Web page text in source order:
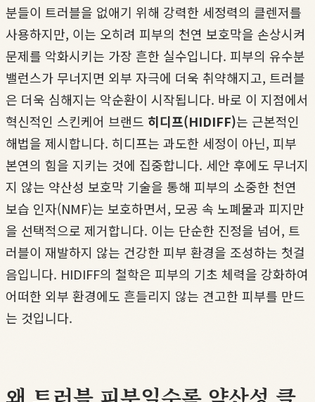
분들이 트러블을 없애기 위해 강력한 세정력의 클렌저를
사용하지만, 이는 오히려 피부의 천연 보호막을 손상시켜
문제를 악화시키는 가장 흔한 실수입니다. 피부의 유수분
밸런스가 무너지면 외부 자극에 더욱 취약해지고, 트러블
은 더욱 심해지는 악순환이 시작됩니다. 바로 이 지점에서
혁신적인 스킨케어 브랜드 히디프(HIDIFF)는 근본적인
해법을 제시합니다. 히디프는 과도한 세정이 아닌, 피부
본연의 힘을 지키는 것에 집중합니다. 세안 후에도 무너지
지 않는 약산성 보호막 기술을 통해 피부의 소중한 천연
보습 인자(NMF)는 보호하면서, 모공 속 노폐물과 피지만
을 선택적으로 제거합니다. 이는 단순한 진정을 넘어, 트
러블이 재발하지 않는 건강한 피부 환경을 조성하는 첫걸
음입니다. HIDIFF의 철학은 피부의 기초 체력을 강화하여
어떠한 외부 환경에도 흔들리지 않는 견고한 피부를 만드
는 것입니다.